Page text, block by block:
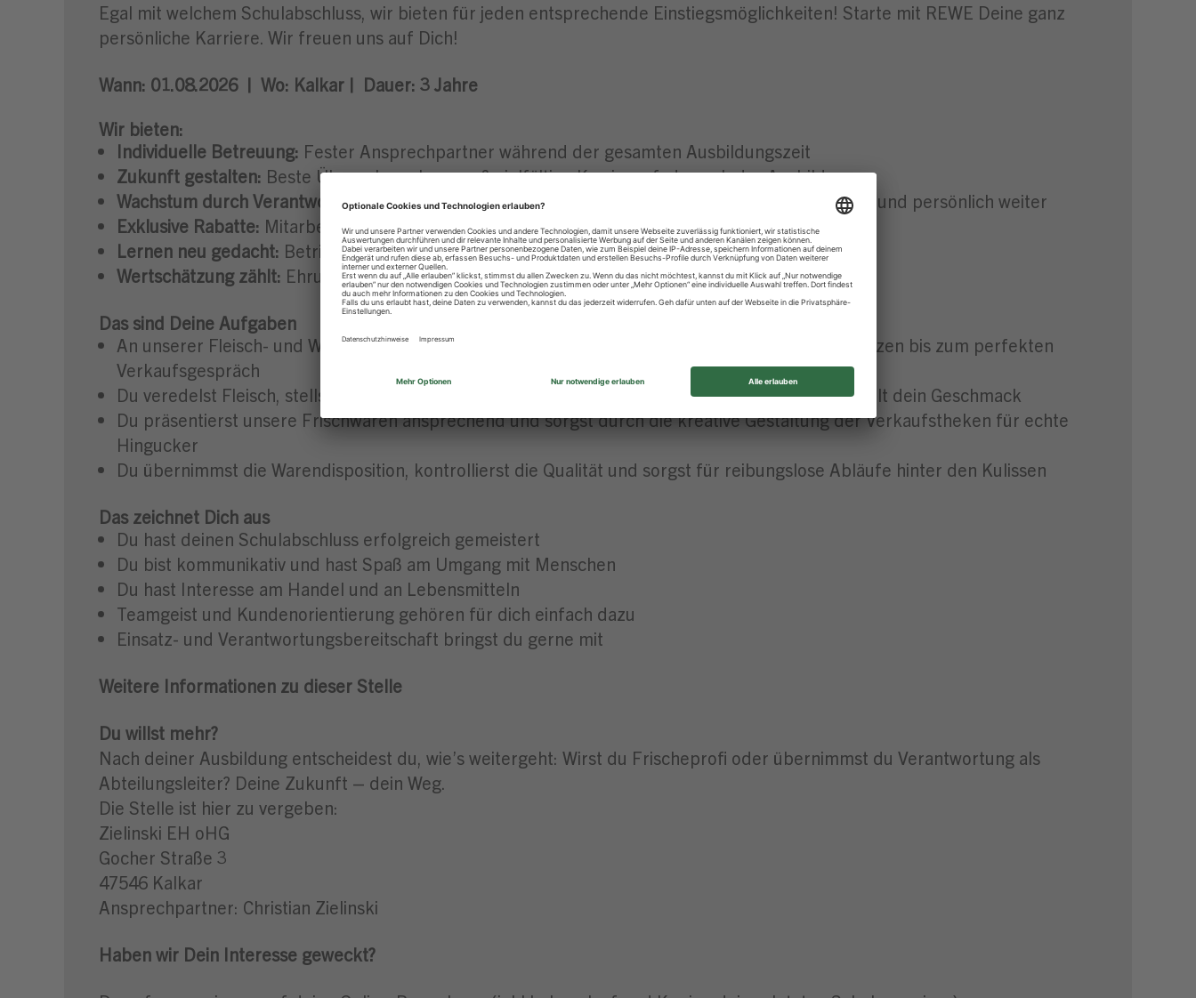
Egal mit welchem Schulabschluss, wir bieten für jeden entsprechende Einstiegsmöglichkeiten! Starte mit REWE Deine ganz
persönliche Karriere. Wir freuen uns auf Dich!
Wann: 01.08.2026 | Wo: Kalkar | Dauer: 3 Jahre
Wir bieten:
Individuelle Betreuung: Fester Ansprechpartner während der gesamten Ausbildungszeit
Zukunft gestalten: Beste Übernahmechancen & vielfältige Karrierepfade nach der Ausbildung
Wachstum durch Verantwortung:Mit jedem neuen Aufgabenbereich entwickelst du dich fachlich und persönlich weiter
Exklusive Rabatte: Mitarbeiterrabatt in unseren Märkten
Lernen neu gedacht: Betriebsunterricht in der Zentrale & topmodernes Schulungszentrum
Wertschätzung zählt: Ehrung der besten Azubis für besondere Leistungen
Das sind Deine Aufgaben
An unserer Fleisch- und Wursttheke lernst du alles, was dazugehört – vom Schneiden übers Würzen bis zum perfekten
Verkaufsgespräch
Du veredelst Fleisch, stellst eigene Grillspezialitäten her und bringst kreative Ideen ein – hier zählt dein Geschmack
Du präsentierst unsere Frischwaren ansprechend und sorgst durch die kreative Gestaltung der Verkaufstheken für echte
Hingucker
Du übernimmst die Warendisposition, kontrollierst die Qualität und sorgst für reibungslose Abläufe hinter den Kulissen
Das zeichnet Dich aus
Du hast deinen Schulabschluss erfolgreich gemeistert
Du bist kommunikativ und hast Spaß am Umgang mit Menschen
Du hast Interesse am Handel und an Lebensmitteln
Teamgeist und Kundenorientierung gehören für dich einfach dazu
Einsatz- und Verantwortungsbereitschaft bringst du gerne mit
Weitere Informationen zu dieser Stelle
Du willst mehr?
Nach deiner Ausbildung entscheidest du, wie’s weitergeht: Wirst du Frischeprofi oder übernimmst du Verantwortung als
Abteilungsleiter? Deine Zukunft – dein Weg.
Die Stelle ist hier zu vergeben:
Zielinski EH oHG
Gocher Straße 3
47546 Kalkar
Ansprechpartner: Christian Zielinski
Haben wir Dein Interesse geweckt?